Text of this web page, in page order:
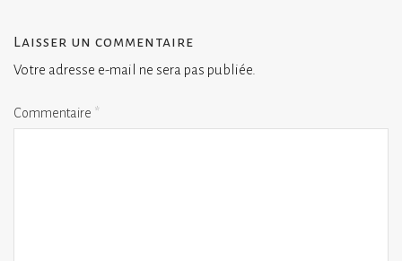
Laisser un commentaire
Votre adresse e-mail ne sera pas publiée.
Commentaire *